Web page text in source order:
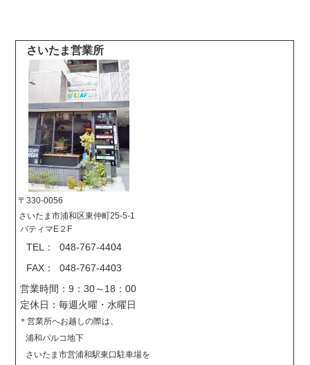
さいたま営業所
〒330-0056
さいたま市浦和区東仲町25-5-1
バティマE２F
TEL： 048-767-4404
FAX： 048-767-4403
営業時間：9：30～18：00
定休日：毎週火曜・水曜日
＊営業所へお越しの際は、
浦和パルコ地下
さいたま市営浦和駅東口駐車場を